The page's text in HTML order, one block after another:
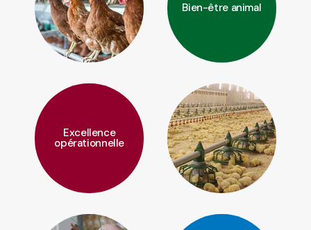
Bien-être animal
Excellence
opérationnelle